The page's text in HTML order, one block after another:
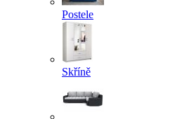
Postele
Skříně